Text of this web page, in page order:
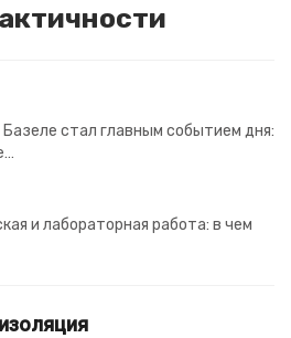
Базеле стал главным событием дня:
и лабораторная работа: в чем